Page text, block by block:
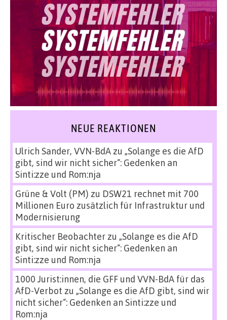
NEUE REAKTIONEN
Ulrich Sander, VVN-BdAzu „Solange es die AfD
gibt, sind wir nicht sicher“: Gedenken an
Sinti:zze und Rom:nja
Grüne & Volt (PM) zu DSW21 rechnet mit 700
Millionen Euro zusätzlich für Infrastruktur und
Modernisierung
Kritischer Beobachterzu „Solange es die AfD
gibt, sind wir nicht sicher“: Gedenken an
Sinti:zze und Rom:nja
1000 Jurist:innen, die GFF und VVN-BdA für das
AfD-Verbot zu „Solange es die AfD gibt, sind wir
nicht sicher“: Gedenken an Sinti:zze und
Rom:nja